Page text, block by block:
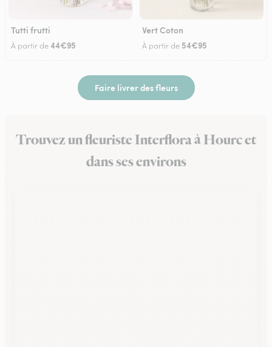
Tutti frutti
À partir de44€95
Vert Coton
À partir de 54€95
Faire livrer des fleurs
Trouvez un fleuriste Interflora à Hourc et
dans ses environs